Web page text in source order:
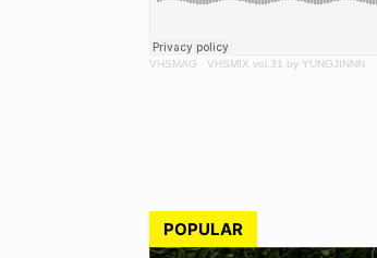
VHSMAG · VHSMIX vol.31 by YUNGJINNN
POPULAR